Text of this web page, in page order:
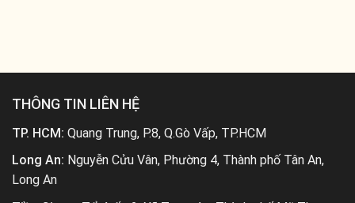
THÔNG TIN LIÊN HỆ
TP. HCM: Quang Trung, P.8, Q.Gò Vấp, TP.HCM
Long An: Nguyễn Cửu Vân, Phường 4, Thành phố Tân An,
Long An